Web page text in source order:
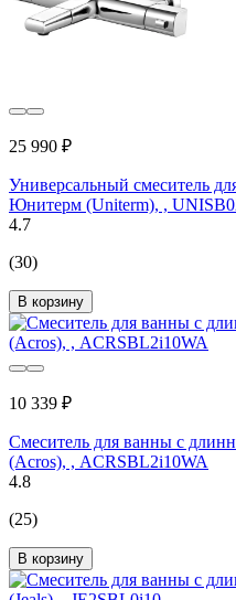
25 990 ₽
Универсальный смеситель
Юнитерм (Uniterm), ,
4.7
(30)
В корзину
10 339 ₽
Смеситель для ванны с
(Acros), , ACRSBL2i10WA
4.8
(25)
В корзину